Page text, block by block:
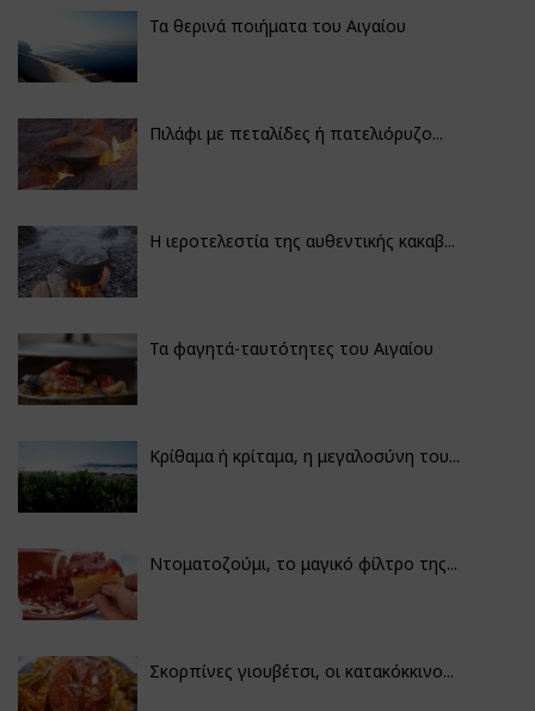
Τα θερινά ποιήματα του Αιγαίου
Πιλάφι με πεταλίδες ή πατελιόρυζο...
Η ιεροτελεστία της αυθεντικής κακαβ...
Τα φαγητά-ταυτότητες του Αιγαίου
Κρίθαμα ή κρίταμα, η μεγαλοσύνη του...
Ντοματοζούμι, το μαγικό φίλτρο της...
Σκορπίνες γιουβέτσι, οι κατακόκκινο...